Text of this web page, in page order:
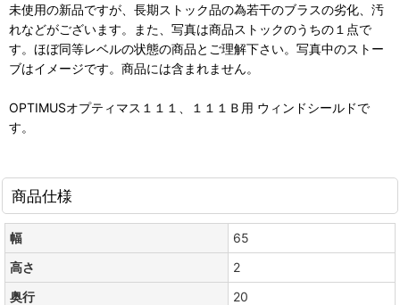
未使用の新品ですが、長期ストック品の為若干のブラスの劣化、汚
れなどがございます。また、写真は商品ストックのうちの１点で
す。ほぼ同等レベルの状態の商品とご理解下さい。写真中のストー
ブはイメージです。商品には含まれません。
OPTIMUSオプティマス１１１、１１１Ｂ用 ウィンドシールドで
す。
商品仕様
幅
65
高さ
2
奥行
20